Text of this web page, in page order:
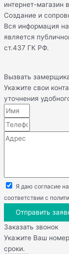
интернет-магазин
Создание и
Вся информация
является
ст.437 ГК РФ.
Вызвать
Укажите свои
уточнения
Я даю согласие
соответствии с
Отправить
Заказать звонок
Укажите Ваш
сроки.